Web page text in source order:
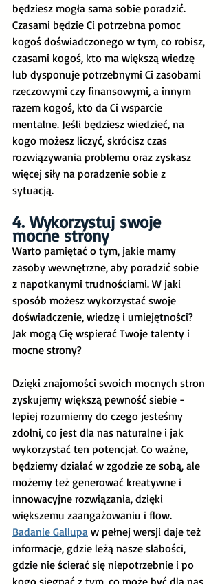
będziesz mogła sama sobie poradzić.
Czasami będzie Ci potrzebna pomoc
kogoś doświadczonego w tym, co robisz,
czasami kogoś, kto ma większą wiedzę
lub dysponuje potrzebnymi Ci zasobami
rzeczowymi czy finansowymi, a innym
razem kogoś, kto da Ci wsparcie
mentalne. Jeśli będziesz wiedzieć, na
kogo możesz liczyć, skrócisz czas
rozwiązywania problemu oraz zyskasz
więcej siły na poradzenie sobie z
sytuacją.
4. Wykorzystuj swoje
mocne strony
Warto pamiętać o tym, jakie mamy
zasoby wewnętrzne, aby poradzić sobie
z napotkanymi trudnościami. W jaki
sposób możesz wykorzystać swoje
doświadczenie, wiedzę i umiejętności?
Jak mogą Cię wspierać Twoje talenty i
mocne strony?
Dzięki znajomości swoich mocnych stron
zyskujemy większą pewność siebie -
lepiej rozumiemy do czego jesteśmy
zdolni, co jest dla nas naturalne i jak
wykorzystać ten potencjał. Co ważne,
będziemy działać w zgodzie ze sobą, ale
możemy też generować kreatywne i
innowacyjne rozwiązania, dzięki
większemu zaangażowaniu i flow.
Badanie Gallupa w pełnej wersji daje też
informacje, gdzie leżą nasze słabości,
gdzie nie ścierać się niepotrzebnie i po
kogo sięgnąć z tym, co może być dla nas